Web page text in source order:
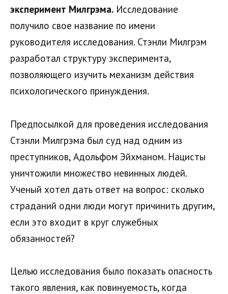
эксперимент Милгрэма. Исследование
получило свое название по имени
руководителя исследования. Стэнли Милгрэм
разработал структуру эксперимента,
позволяющего изучить механизм действия
психологического принуждения.
Предпосылкой для проведения исследования
Стэнли Милгрэма был суд над одним из
преступников, Адольфом Эйхманом. Нацисты
уничтожили множество невинных людей.
Ученый хотел дать ответ на вопрос: сколько
страданий одни люди могут причинить другим,
если это входит в круг служебных
обязанностей?
Целью исследования было показать опасность
такого явления, как повинуемость, когда